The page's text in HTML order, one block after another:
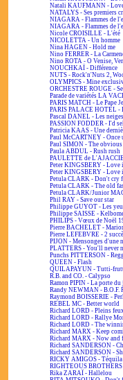
Natali KAUFMANN -
NATALYS - Ses premiers
NIAGARA - Flammes de
NIAGARA - Flammes de
Nicole CROISILLE - L'été
NICOLETTA - Un homme
Nina HAGEN - Hold me
Nino FERRER - La
Nino ROTA - O Venise,
NOUCHKAÏ - Différence
NUTS - Rock'n'Nuts 2,
OLYMPICS - Mine
ORCHESTRE ROUGE -
Parade de variétés LA
PARIS MATCH - Le Pape
PARIS PALACE HOTEL -
Pascal DANEL - Les
PASSION FODDER - I'd
Patricia KAAS - Une
Paul McCARTNEY - Once
Paul SIMON - The
Paula ABDUL - Rush rush
PAULETTE de
Peter KINGSBERY -
Peter KINGSBERY -
Petula CLARK - Don't cry
Petula CLARK - The old
Petula CLARK/Junior
Phil RAY - Save our star
Philippe GUYOT - Les
Philippe SAISSE -
PHILIPS - Vœux de Noël
Pierre BACHELET -
Pierre LEFEBVRE - 2
PIJON - Mensonges d'une
PLATTERS - You'll never
Punchs PITTERSON -
QUEEN - Flash
QUILAPAYUN - Tutti-
R.B. and CO. - Calypso
Ramon PIPIN - La porte
Randy NEWMAN - B.O.F.
Raymond BOISSERIE -
REBEL MC - Better world
Richard LORD - Pleins
Richard LORD - Rallye
Richard LORD - The
Richard MARX - Keep
Richard MARX - Now and
Richard SANDERSON -
Richard SANDERSON -
RICKY AMIGOS - Téquila
RIGHTEOUS
Rika ZARAÏ - Hallelou